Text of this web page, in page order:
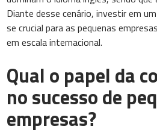
Diante desse cenário, investir em
se crucial para as pequenas
em escala internacional.
Qual o papel da
no sucesso de
empresas?